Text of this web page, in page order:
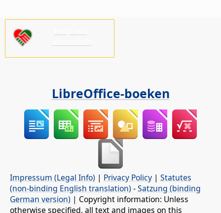
LibreOffice-boeken
Impressum (Legal Info) | Privacy Policy | Statutes
(non-binding English translation) -Satzung (binding
German version) | Copyright information: Unless
otherwise specified, all text and images on this